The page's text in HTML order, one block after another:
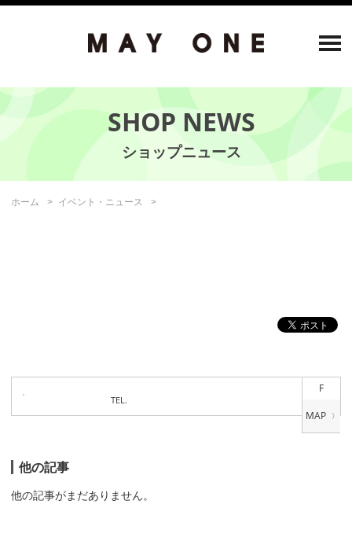
SHOP NEWS
ホーム イベント・ニュース
F
TEL.
他の記事
他の記事がまだありません。